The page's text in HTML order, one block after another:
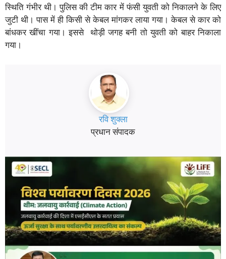
स्थिति गंभीर थी। पुलिस की टीम कार में फंसी युवती को निकालने के लिए
जुटी थी। पास में ही किसी से केबल मांगकर लाया गया। केबल से कार को
बांधकर खींचा गया। इससे थोड़ी जगह बनी तो युवती को बाहर निकाला
गया।
रवि शुक्ला
प्रधान संपादक